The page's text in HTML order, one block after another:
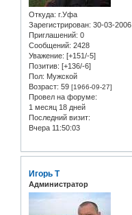
Откуда: г.Уфа
Зарегистрирован: 30-03-2006
Приглашений: 0
Сообщений: 2428
Уважение: [+151/-5]
Позитив: [+136/-6]
Пол: Мужской
Возраст: 59 [1966-09-27]
Провел на форуме:
1 месяц 18 дней
Последний визит:
Вчера 11:50:03
Игорь Т
Администратор